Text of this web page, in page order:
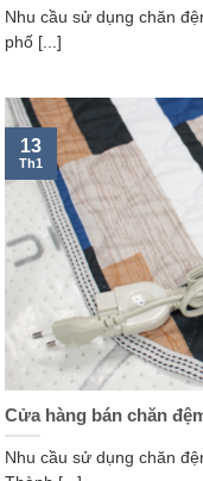
Nhu cầu sử dụng chăn
phố [...]
Cửa hàng bán chăn
Nhu cầu sử dụng chăn
13
Th1